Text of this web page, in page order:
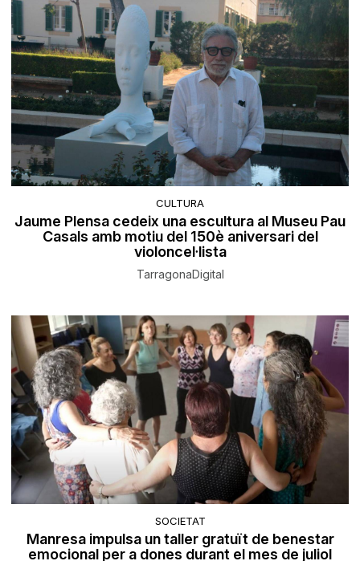
CULTURA
Jaume Plensa cedeix una escultura al Museu Pau
Casals amb motiu del 150è aniversari del
violoncel·lista
TarragonaDigital
SOCIETAT
Manresa impulsa un taller gratuït de benestar
emocional per a dones durant el mes de juliol